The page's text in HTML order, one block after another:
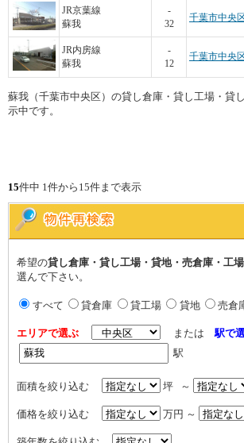
JR京葉線
蘇我
-
32
千葉市中央
JR内房線
蘇我
-
12
千葉市中央
蘇我（千葉市中央区）の貸し倉庫・貸し工場・貸
示中です。
15件中 1件から15件まで表示
希望の貸し倉庫・貸し工場・貸地・売倉庫・工場
選んで下さい。
すべて 貸倉庫 貸工場 貸地 売倉
エリアで選ぶ または駅で
駅
面積を絞り込む 坪 ～
価格を絞り込む 万円 ～